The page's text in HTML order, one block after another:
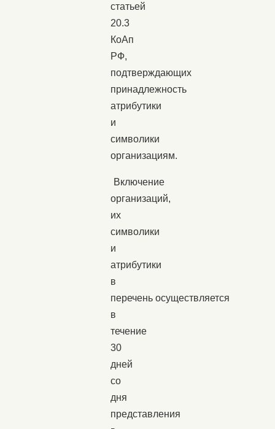
статьей
20.3
КоАп
РФ,
подтверждающих
принадлежность
атрибутики
и
символики
организациям.
Включение
организаций,
их
символики
и
атрибутики
в
перечень осуществляется
в
течение
30
дней
со
дня
представления